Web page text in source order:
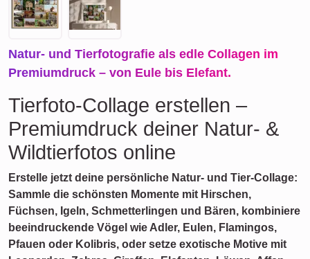
Natur- und Tierfotografie als edle Collagen im
Premiumdruck – von Eule bis Elefant.
Tierfoto-Collage erstellen –
Premiumdruck deiner Natur- &
Wildtierfotos online
Erstelle jetzt deine persönliche Natur- und Tier-Collage:
Sammle die schönsten Momente mit Hirschen,
Füchsen, Igeln, Schmetterlingen und Bären, kombiniere
beeindruckende Vögel wie Adler, Eulen, Flamingos,
Pfauen oder Kolibris, oder setze exotische Motive mit